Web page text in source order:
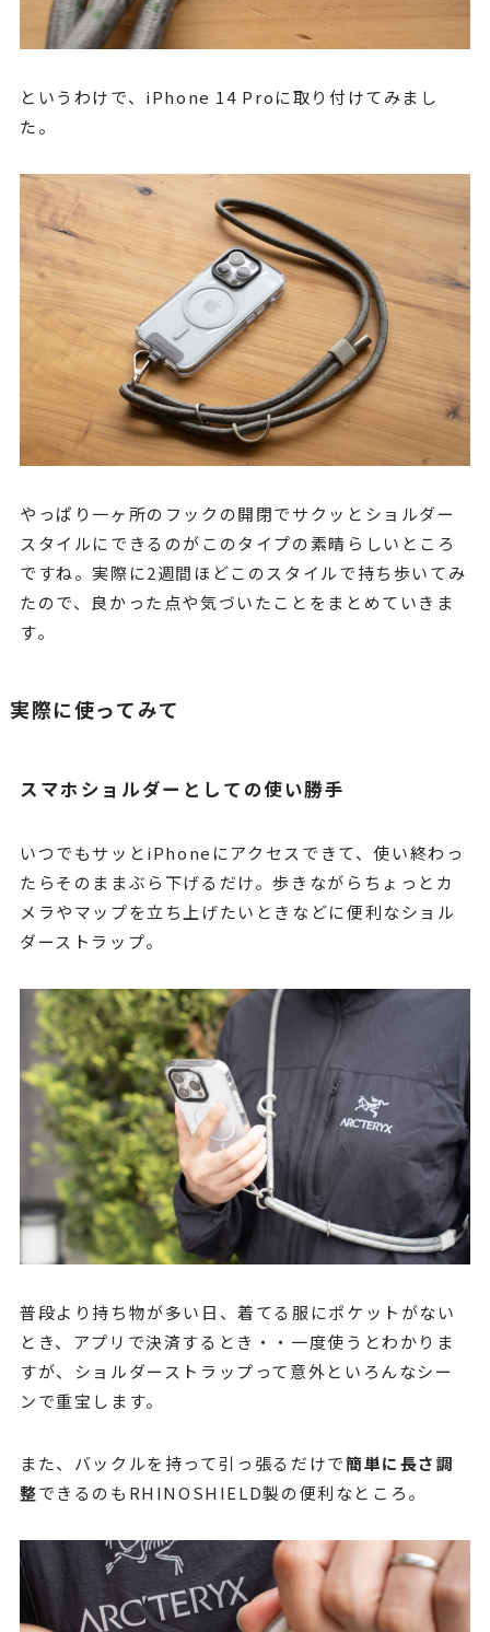
というわけで、iPhone 14 Proに取り付けてみまし
た。
やっぱり一ヶ所のフックの開閉でサクッとショルダー
スタイルにできるのがこのタイプの素晴らしいところ
ですね。実際に2週間ほどこのスタイルで持ち歩いてみ
たので、良かった点や気づいたことをまとめていきま
す。
実際に使ってみて
スマホショルダーとしての使い勝手
いつでもサッとiPhoneにアクセスできて、使い終わっ
たらそのままぶら下げるだけ。歩きながらちょっとカ
メラやマップを立ち上げたいときなどに便利なショル
ダーストラップ。
普段より持ち物が多い日、着てる服にポケットがない
とき、アプリで決済するとき・・一度使うとわかりま
すが、ショルダーストラップって意外といろんなシー
ンで重宝します。
また、バックルを持って引っ張るだけで簡単に長さ調
整できるのもRHINOSHIELD製の便利なところ。